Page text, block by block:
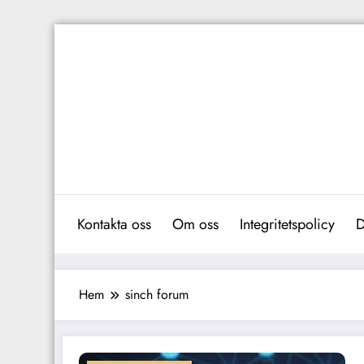
Kontakta oss Om oss Integritetspolicy
Hem sinch forum